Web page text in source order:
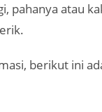
pahanya atau
berikut ini